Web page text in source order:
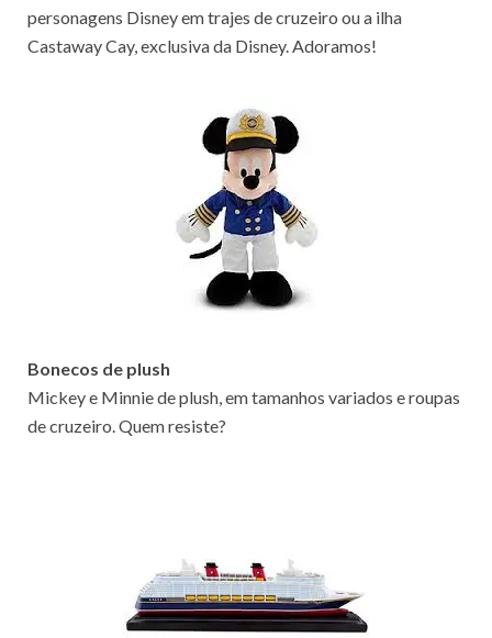
personagens Disney em trajes de cruzeiro ou a ilha
Castaway Cay, exclusiva da Disney. Adoramos!
Bonecos de plush
Mickey e Minnie de plush, em tamanhos variados e roupas
de cruzeiro. Quem resiste?